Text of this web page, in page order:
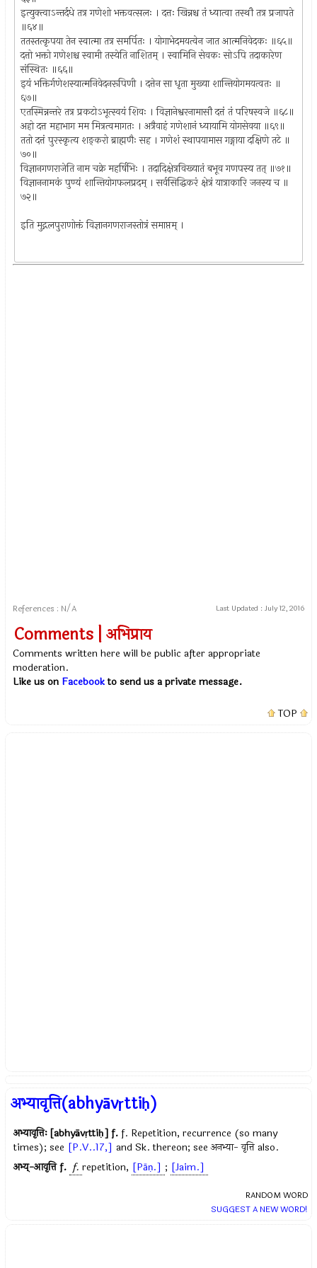
इत्युक्त्वाऽन्तर्दधे तत्र गणेशो भक्तवत्सलः । दत्तः खिन्नश्च तं ध्यात्वा तस्थौ तत्र प्रजापते
॥६४॥
ततस्तत्कृपया तेन स्वात्मा तत्र समर्पितः । योगाभेदमयत्वेन जात आत्मनिवेदकः ॥६५॥
दत्तो भक्तो गणेशश्च स्वामी तस्येति नाशितम् । स्वामिनि सेवकः सोऽपि तदाकारेण
संस्थितः ॥६६॥
इयं भक्तिर्गणेशस्यात्मनिवेदनरूपिणी । दत्तेन सा धृता मुख्या शान्तियोगमयत्वतः ॥
६७॥
एतस्मिन्नन्तरे तत्र प्रकटोऽभूत्स्वयं शिवः । विज्ञानेश्वरनामासौ दत्तं तं परिषस्वजे ॥६८॥
अहो दत्त महाभाग मम मित्रत्वमागतः । अत्रैवाहं गणेशानं ध्यायामि योगसेवया ॥६९॥
ततो दत्तं पुरस्कृत्य शङ्करो ब्राह्मणैः सह । गणेशं स्थापयामास गङ्गाया दक्षिणे तटे ॥
७०॥
विज्ञानगणराजेति नाम चक्रे महर्षिभिः । तदादिक्षेत्रविख्यातं बभूव गणपस्य तत् ॥७१॥
विज्ञाननामकं पुण्यं शान्तियोगफलप्रदम् । सर्वसिद्धिकरं क्षेत्रं यात्राकारि जनस्य च ॥
७२॥
इति मुद्गलपुराणोक्तं विज्ञानगणराजस्तोत्रं समाप्तम् ।
References : N/A Last Updated : July 12, 2016
Comments | अभिप्राय
Comments written here will be public after appropriate
moderation.
Like us on Facebookto send us a private message.
TOP
अभ्यावृत्ति(abhyāvṛttiḥ)
अभ्यावृत्तिः [abhyāvṛttiḥ] f. f. Repetition, recurrence (so many
times); see [P.V..17,] and Sk. thereon; see अनभ्या- वृत्ति also.
अभ्य्-आवृत्तिf. f. repetition, [Pāṇ.] ; [Jaim.]
RANDOM WORD
SUGGEST A NEW WORD!